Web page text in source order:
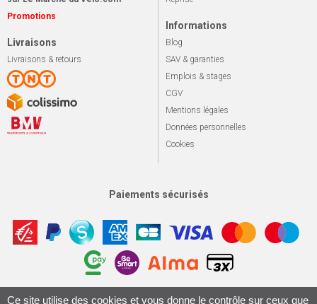
Promotions
Livraisons
Livraisons & retours
Informations
Blog
SAV & garanties
Emplois & stages
CGV
Mentions légales
Données personnelles
Cookies
Paiements sécurisés
© 2026 Le marché du vélo Tous droits réservés. Apotekisto,
Ce site utilise des cookies et vous donne le contrôle sur ceux que